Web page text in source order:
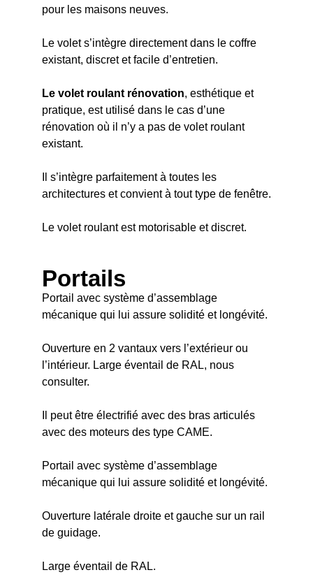
pour les maisons neuves.
Le volet s’intègre directement dans le coffre
existant, discret et facile d’entretien.
Le volet roulant rénovation, esthétique et
pratique, est utilisé dans le cas d’une
rénovation où il n’y a pas de volet roulant
existant.
Il s’intègre parfaitement à toutes les
architectures et convient à tout type de fenêtre.
Le volet roulant est motorisable et discret.
Portails
Portail avec système d’assemblage
mécanique qui lui assure solidité et longévité.
Ouverture en 2 vantaux vers l’extérieur ou
l’intérieur. Large éventail de RAL, nous
consulter.
Il peut être électrifié avec des bras articulés
avec des moteurs des type CAME.
Portail avec système d’assemblage
mécanique qui lui assure solidité et longévité.
Ouverture latérale droite et gauche sur un rail
de guidage.
Large éventail de RAL.